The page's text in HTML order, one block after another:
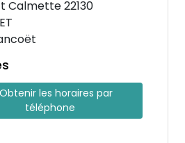
Calmette 22130
Obtenir les horaires par
téléphone